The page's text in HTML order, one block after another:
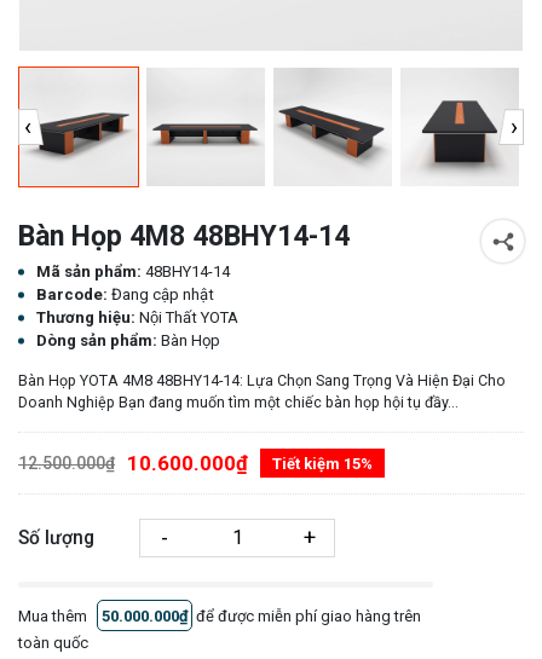
‹ ›
Bàn Họp 4M8 48BHY14-14
Mã sản phẩm: 48BHY14-14
Barcode: Đang cập nhật
Thương hiệu: Nội Thất YOTA
Dòng sản phẩm: Bàn Họp
Bàn Họp YOTA 4M8 48BHY14-14: Lựa Chọn Sang Trọng Và Hiện Đại Cho
Doanh Nghiệp Bạn đang muốn tìm một chiếc bàn họp hội tụ đầy...
12.500.000₫ 10.600.000₫ Tiết kiệm 15%
Số lượng - +
Mua thêm 50.000.000₫ để được miễn phí giao hàng trên
toàn quốc